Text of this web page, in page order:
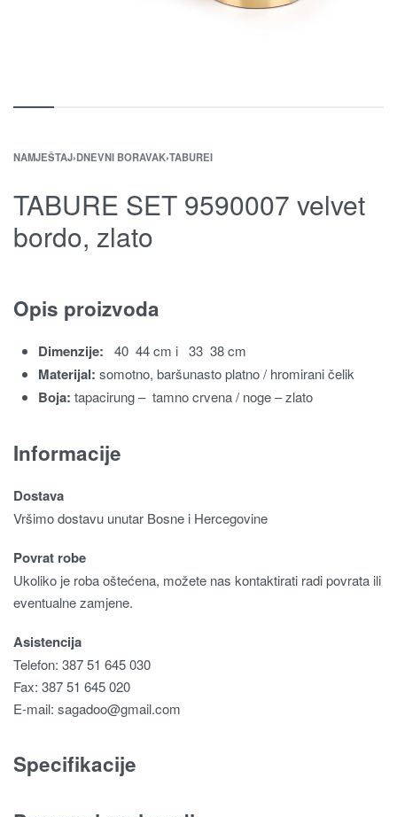
NAMJEŠTAJ›DNEVNI BORAVAK›TABUREI
TABURE SET 9590007 velvet
bordo, zlato
Opis proizvoda
Dimenzije: 40 44 cm i 33 38cm
Materijal: somotno, baršunasto platno / hromirani čelik
Boja: tapacirung – tamno crvena / noge – zlato
Informacije
Dostava
Vršimo dostavu unutar Bosne i Hercegovine
Povrat robe
Ukoliko je roba oštećena, možete nas kontaktirati radi povrata ili
eventualne zamjene.
Asistencija
Telefon: 387 51 645 030
Fax: 387 51 645 020
E-mail: sagadoo@gmail.com
Specifikacije